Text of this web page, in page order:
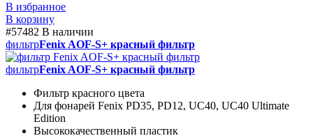
В избранное
В корзину
#57482 В наличии
фильтрFenix AOF-S+ красный фильтр
фильтрFenix AOF-S+ красный фильтр
Фильтр красного цвета
Для фонарей Fenix PD35, PD12, UC40, UC40 Ultimate
Edition
Высококачественный пластик